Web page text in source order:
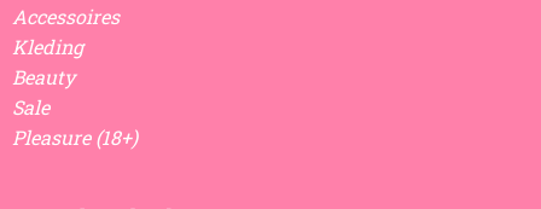
Accessoires
Kleding
Beauty
Sale
Pleasure (18+)